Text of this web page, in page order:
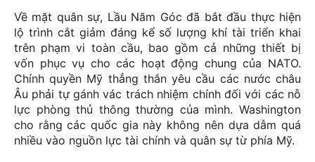
Về mặt quân sự, Lầu Năm Góc đã bắt đầu thực hiện
lộ trình cắt giảm đáng kể số lượng khí tài triển khai
trên phạm vi toàn cầu, bao gồm cả những thiết bị
vốn phục vụ cho các hoạt động chung của NATO.
Chính quyền Mỹ thẳng thắn yêu cầu các nước châu
Âu phải tự gánh vác trách nhiệm chính đối với các nỗ
lực phòng thủ thông thường của mình. Washington
cho rằng các quốc gia này không nên dựa dẫm quá
nhiều vào nguồn lực tài chính và quân sự từ phía Mỹ.